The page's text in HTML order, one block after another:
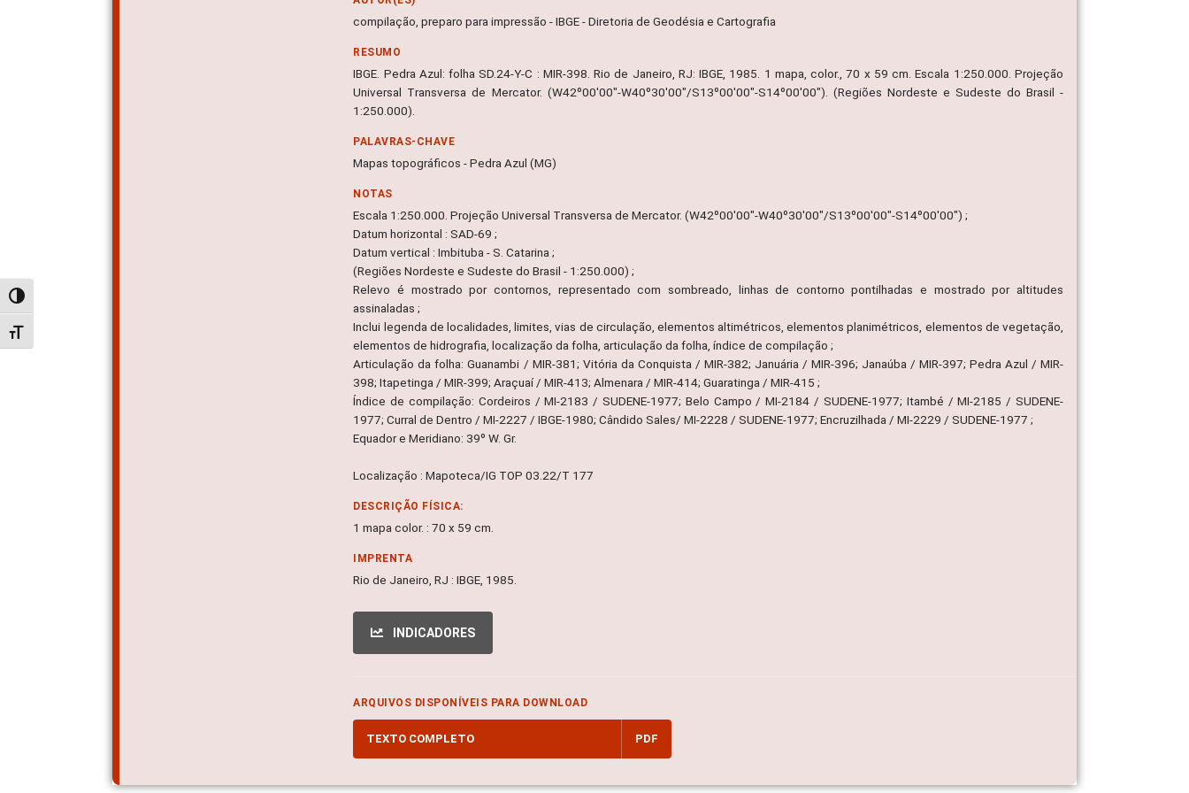
Alternar alto contraste
Alternar tamanho da fonte
compilação, preparo para impressão - IBGE - Diretoria de Geodésia e Cartografia
RESUMO
IBGE. Pedra Azul: folha SD.24-Y-C : MIR-398. Rio de Janeiro, RJ: IBGE, 1985. 1 mapa, color., 70 x 59 cm. Escala 1:250.000. Projeção
Universal Transversa de Mercator. (W42º00'00"-W40º30'00"/S13º00'00"-S14º00'00"). (Regiões Nordeste e Sudeste do Brasil -
1:250.000).
PALAVRAS-CHAVE
Mapas topográficos - Pedra Azul (MG)
NOTAS
Escala 1:250.000. Projeção Universal Transversa de Mercator. (W42º00'00"-W40º30'00"/S13º00'00"-S14º00'00") ;
Datum horizontal : SAD-69 ;
Datum vertical : Imbituba - S. Catarina ;
(Regiões Nordeste e Sudeste do Brasil - 1:250.000) ;
Relevo é mostrado por contornos, representado com sombreado, linhas de contorno pontilhadas e mostrado por altitudes
assinaladas ;
Inclui legenda de localidades, limites, vias de circulação, elementos altimétricos, elementos planimétricos, elementos de vegetação,
elementos de hidrografia, localização da folha, articulação da folha, índice de compilação ;
Articulação da folha: Guanambi / MIR-381; Vitória da Conquista / MIR-382; Januária / MIR-396; Janaúba / MIR-397; Pedra Azul / MIR-
398; Itapetinga / MIR-399; Araçuaí / MIR-413; Almenara / MIR-414; Guaratinga / MIR-415 ;
Índice de compilação: Cordeiros / MI-2183 / SUDENE-1977; Belo Campo / MI-2184 / SUDENE-1977; Itambé / MI-2185 / SUDENE-
1977; Curral de Dentro / MI-2227 / IBGE-1980; Cândido Sales/ MI-2228 / SUDENE-1977; Encruzilhada / MI-2229 / SUDENE-1977 ;
Equador e Meridiano: 39º W. Gr.
Localização : Mapoteca/IG TOP 03.22/T 177
DESCRIÇÃO FÍSICA:
1 mapa color. : 70 x 59 cm.
IMPRENTA
Rio de Janeiro, RJ : IBGE, 1985.
INDICADORES
ARQUIVOS DISPONÍVEIS PARA DOWNLOAD
TEXTO COMPLETO PDF